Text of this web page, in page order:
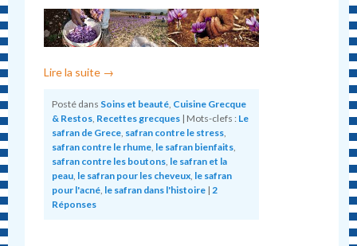
Lire la suite →
Posté dans Soins et beauté Cuisine Grecque
& Restos Recettes grecques | Mots-clefs : Le
safran de Grece safran contre le stress
safran contre le rhume le safran bienfaits
safran contre les boutons le safran et la
peau le safran pour les cheveux le safran
pour l'acné le safran dans l'histoire | 2
Réponses